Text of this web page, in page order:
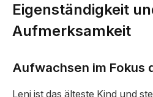
Eigenständigkeit
Aufmerksamkeit
Aufwachsen im Fokus
Leni ist das älteste Kind und